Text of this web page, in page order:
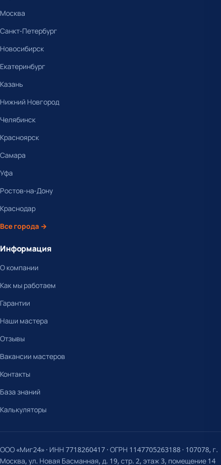
Москва
Санкт-Петербург
Новосибирск
Екатеринбург
Казань
Нижний Новгород
Челябинск
Красноярск
Самара
Уфа
Ростов-на-Дону
Краснодар
Все города →
Информация
О компании
Как мы работаем
Гарантии
Наши мастера
Отзывы
Вакансии мастеров
Контакты
База знаний
Калькуляторы
ООО «Миг24» · ИНН 7718260417 · ОГРН 1147705263188 · 107078, г.
Москва, ул. Новая Басманная, д. 19, стр. 2, этаж 3, помещение 14